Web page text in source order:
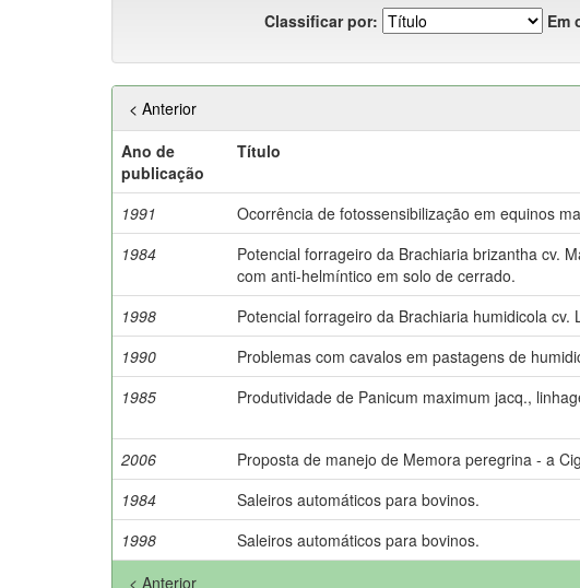
Classificar por: Em
< Anterior
Ano de
publicação
Título
1991 Ocorrência de fotossensibilização em equinos
1984
Potencial forrageiro da Brachiaria brizantha cv.
com anti-helmíntico em solo de cerrado.
1998
Potencial forrageiro da Brachiaria humidicola
1990
Problemas com cavalos em pastagens de
1985
Produtividade de Panicum maximum jacq.,
2006
Proposta de manejo de Memora peregrina - a
1984
Saleiros automáticos para bovinos.
1998
Saleiros automáticos para bovinos.
< Anterior